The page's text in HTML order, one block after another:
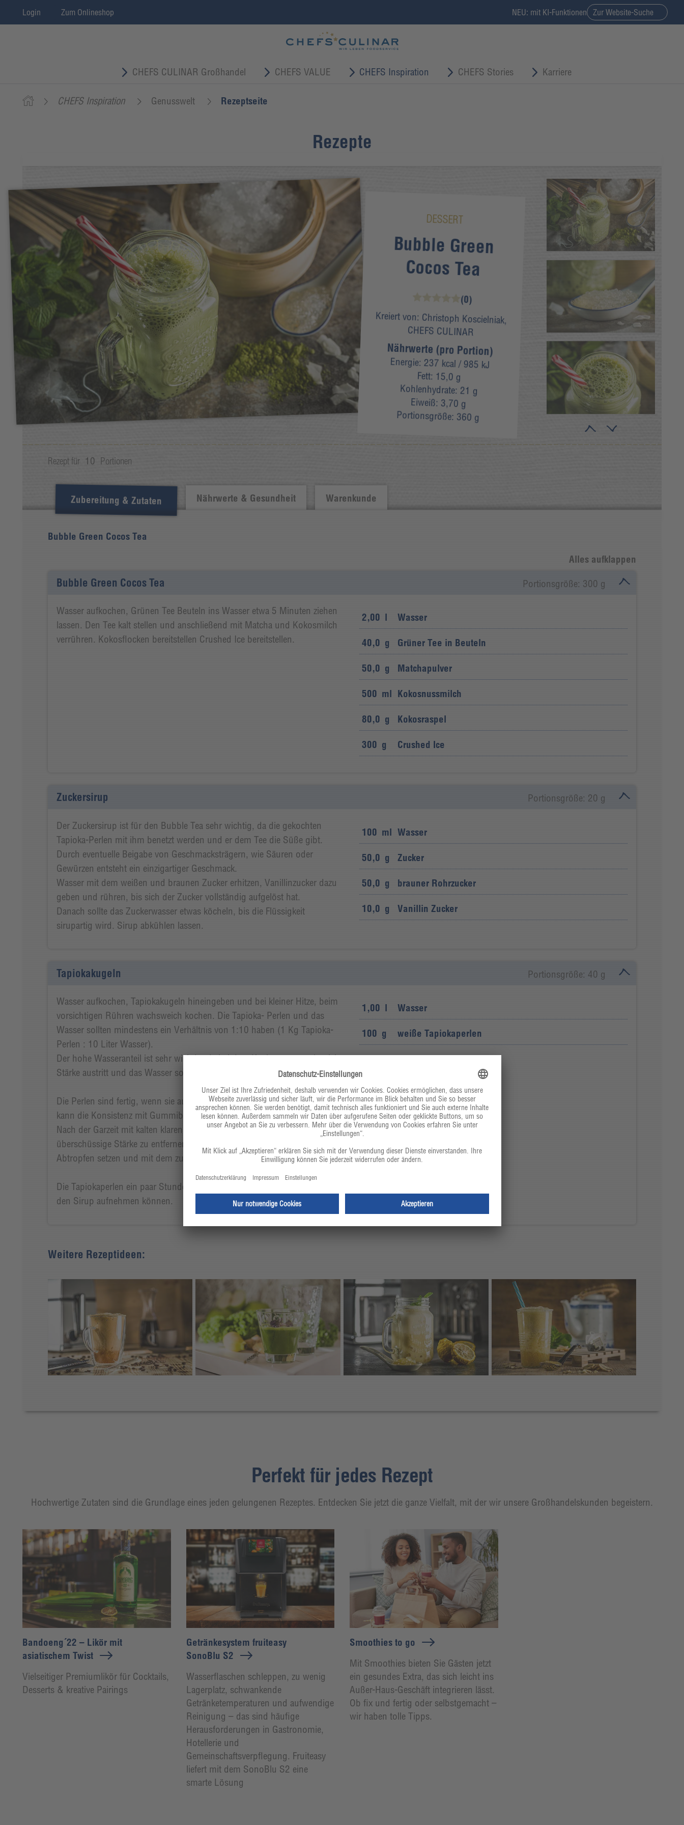
Login Zum Onlineshop NEU: mit KI-Funktionen Zur Website-Suche
CHEFS CULINAR Großhandel CHEFS VALUE CHEFS Inspiration CHEFS Stories Karriere
CHEFS Inspiration Genusswelt Rezeptseite
Rezepte
DESSERT
Bubble Green
Cocos Tea
(0)
Kreiert von: Christoph Koscielniak,
CHEFS CULINAR
Nährwerte (pro Portion)
Energie: 237 kcal/ 985 kJ
Fett: 15,0 g
Kohlenhydrate: 21 g
Eiweiß: 3,70 g
Portionsgröße: 360 g
Rezept für 10 Portionen
Zubereitung & Zutaten Nährwerte & Gesundheit Warenkunde
Bubble Green Cocos Tea
Alles aufklappen
Bubble Green Cocos Tea Portionsgröße: 300 g
2,00 l Wasser
40,0 g Grüner Tee in Beuteln
50,0 g Matchapulver
500 ml Kokosnussmilch
80,0 g Kokosraspel
300 g Crushed Ice
Wasser aufkochen, Grünen Tee Beuteln ins Wasser etwa 5 Minuten ziehen
lassen. Den Tee kalt stellen und anschließend mit Matcha und Kokosmilch
verrühren. Kokosflocken bereitstellen Crushed Ice bereitstellen.
Zuckersirup Portionsgröße: 20 g
100 ml Wasser
50,0 g Zucker
50,0 g brauner Rohrzucker
10,0 g Vanillin Zucker
Der Zuckersirup ist für den Bubble Tea sehr wichtig, da die gekochten
Tapioka-Perlen mit ihm benetzt werden und er dem Tee die Süße gibt.
Durch eventuelle Beigabe von Geschmacksträgern, wie Säuren oder
Gewürzen entsteht ein einzigartiger Geschmack.
Wasser mit dem weißen und braunen Zucker erhitzen, Vanillinzucker dazu
geben und rühren, bis sich der Zucker vollständig aufgelöst hat.
Danach sollte das Zuckerwasser etwas köcheln, bis die Flüssigkeit
sirupartig wird. Sirup abkühlen lassen.
Tapiokakugeln Portionsgröße: 40 g
1,00 l Wasser
100 g weiße Tapiokaperlen
Wasser aufkochen, Tapiokakugeln hineingeben und bei kleiner Hitze, beim
vorsichtigen Rühren wachsweich kochen. Die Tapioka- Perlen und das
Wasser sollten mindestens ein Verhältnis von 1:10 haben (1 Kg Tapioka-
Perlen : 10 Liter Wasser).
Der hohe Wasseranteil ist sehr wichtig, da bei dem Kochvorgang sehr viel
Stärke austritt und das Wasser sonst sehr schnell verdicken kann.
Die Perlen sind fertig, wenn sie außen weich und innen zäh sind. Man
kann die Konsistenz mit Gummibärchen vergleichen.
Nach der Garzeit mit kalten klaren Wasser vorsichtig abspülen, um die
überschüssige Stärke zu entfernen. Anschließend auf ein feines Sieb zum
Abtropfen setzen und mit dem zuvor hergestellten Sirup bedecken.
Die Tapiokaperlen ein paar Stunden in dem Sirup kühlstellen, damit sie
den Sirup aufnehmen können.
Weitere Rezeptideen:
Perfekt für jedes Rezept
Hochwertige Zutaten sind die Grundlage eines jeden gelungenen Rezeptes. Entdecken Sie jetzt die ganze Vielfalt, mit der wir unsere Großhandelskunden begeistern.
Bandoeng´22 – Likör mit
asiatischem Twist
Vielseitiger Premiumlikör für Cocktails,
Desserts & kreative Pairings
Getränkesystem fruiteasy
SonoBlu S2
Wasserflaschen schleppen, zu wenig
Lagerplatz, schwankende
Getränketemperaturen und aufwendige
Reinigung – das sind häufige
Herausforderungen in Gastronomie,
Hotellerie und
Gemeinschaftsverpflegung. Fruiteasy
liefert mit dem SonoBlu S2 eine
smarte Lösung
Smoothies to go
Mit Smoothies bieten Sie Gästen jetzt
ein gesundes Extra, das sich leicht ins
Außer-Haus-Geschäft integrieren lässt.
Ob fix und fertig oder selbstgemacht –
wir haben tolle Tipps.